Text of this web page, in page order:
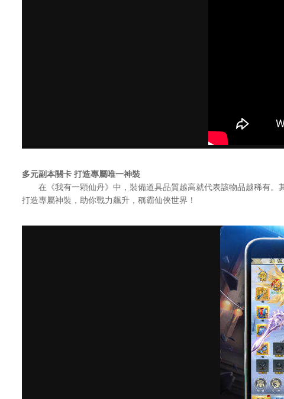
多元副本關卡 打造專屬唯一神裝
在《我有一顆仙丹》中，裝備道具品質越高就代表該物品越稀有。
打造專屬神裝，助你戰力飆升，稱霸仙俠世界！